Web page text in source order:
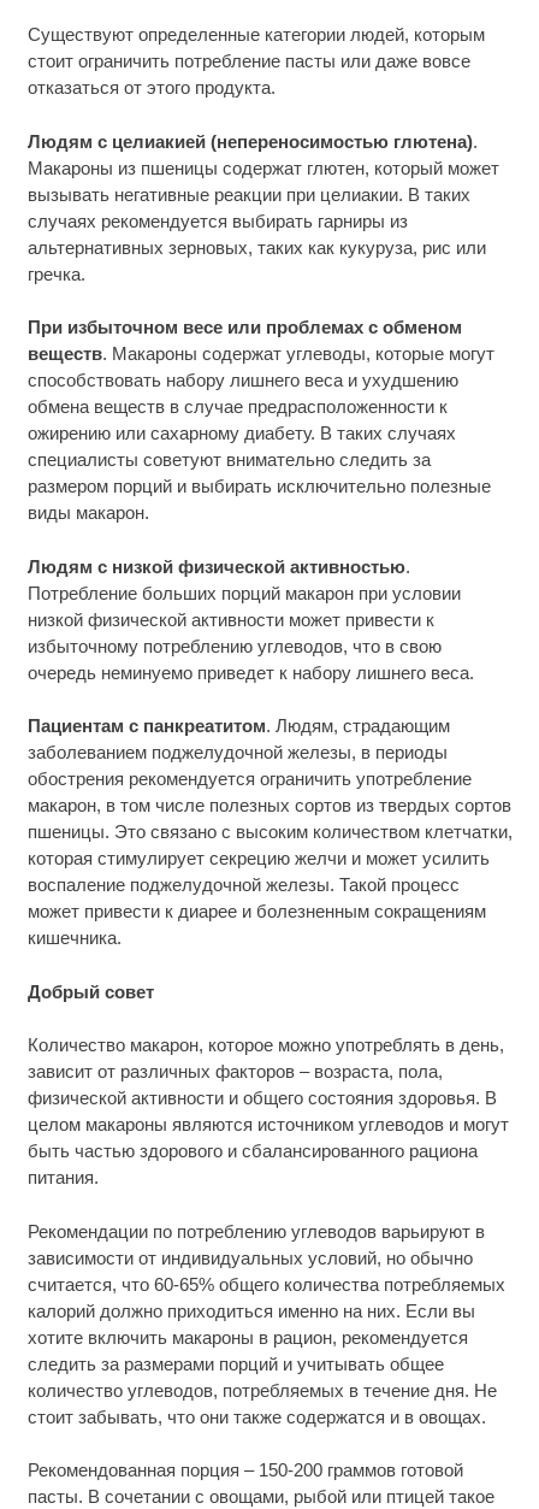
Существуют определенные категории людей, которым
стоит ограничить потребление пасты или даже вовсе
отказаться от этого продукта.
Людям с целиакией (непереносимостью глютена).
Макароны из пшеницы содержат глютен, который может
вызывать негативные реакции при целиакии. В таких
случаях рекомендуется выбирать гарниры из
альтернативных зерновых, таких как кукуруза, рис или
гречка.
При избыточном весе или проблемах с обменом
веществ. Макароны содержат углеводы, которые могут
способствовать набору лишнего веса и ухудшению
обмена веществ в случае предрасположенности к
ожирению или сахарному диабету. В таких случаях
специалисты советуют внимательно следить за
размером порций и выбирать исключительно полезные
виды макарон.
Людям с низкой физической активностью.
Потребление больших порций макарон при условии
низкой физической активности может привести к
избыточному потреблению углеводов, что в свою
очередь неминуемо приведет к набору лишнего веса.
Пациентам с панкреатитом. Людям, страдающим
заболеванием поджелудочной железы, в периоды
обострения рекомендуется ограничить употребление
макарон, в том числе полезных сортов из твердых сортов
пшеницы. Это связано с высоким количеством клетчатки,
которая стимулирует секрецию желчи и может усилить
воспаление поджелудочной железы. Такой процесс
может привести к диарее и болезненным сокращениям
кишечника.
Добрый совет
Количество макарон, которое можно употреблять в день,
зависит от различных факторов – возраста, пола,
физической активности и общего состояния здоровья. В
целом макароны являются источником углеводов и могут
быть частью здорового и сбалансированного рациона
питания.
Рекомендации по потреблению углеводов варьируют в
зависимости от индивидуальных условий, но обычно
считается, что 60-65% общего количества потребляемых
калорий должно приходиться именно на них. Если вы
хотите включить макароны в рацион, рекомендуется
следить за размерами порций и учитывать общее
количество углеводов, потребляемых в течение дня. Не
стоит забывать, что они также содержатся и в овощах.
Рекомендованная порция – 150-200 граммов готовой
пасты. В сочетании с овощами, рыбой или птицей такое